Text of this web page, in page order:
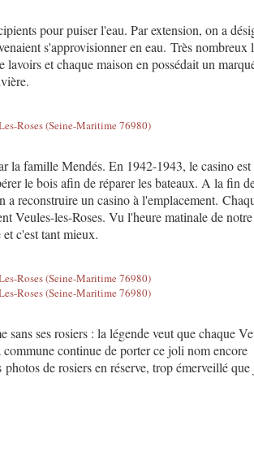
pour puiser l'eau. Par extension, on a
s'approvisionner en eau. Très nombreux
lavoirs et chaque maison en possédait un
la famille Mendés. En 1942-1943, le casino est
le bois afin de réparer les bateaux. A la fin
a reconstruire un casino à l'emplacement.
Veules-les-Roses. Vu l'heure matinale de
c'est tant mieux.
sans ses rosiers : la légende veut que chaque
continue de porter ce joli nom encore
de rosiers en réserve, trop émerveillé que